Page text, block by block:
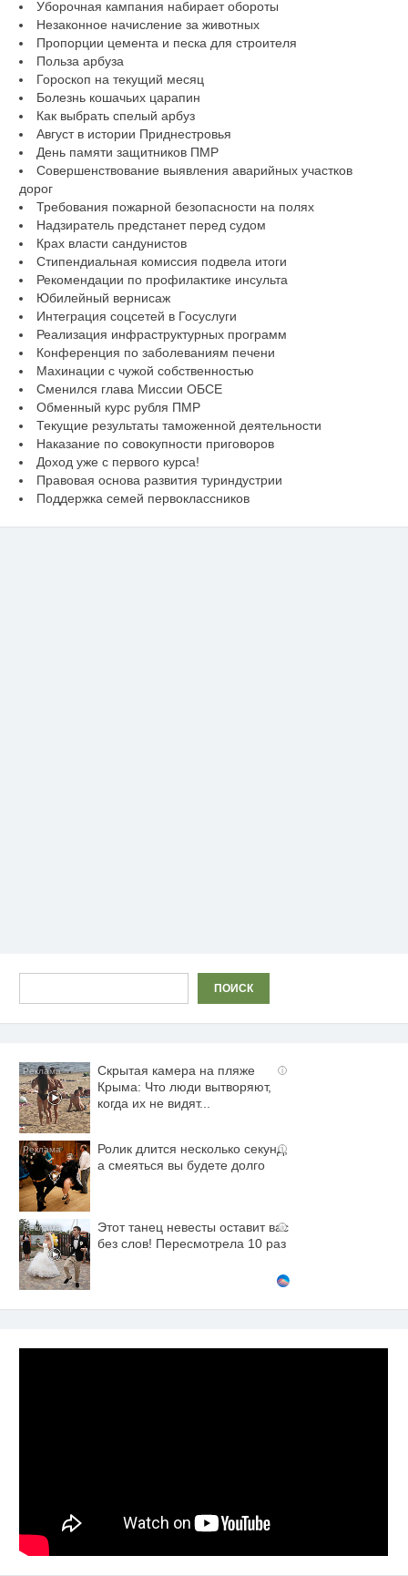
Уборочная кампания набирает обороты
Незаконное начисление за животных
Пропорции цемента и песка для строителя
Польза арбуза
Гороскоп на текущий месяц
Болезнь кошачьих царапин
Как выбрать спелый арбуз
Август в истории Приднестровья
День памяти защитников ПМР
Совершенствование выявления аварийных участков
дорог
Требования пожарной безопасности на полях
Надзиратель предстанет перед судом
Крах власти сандунистов
Стипендиальная комиссия подвела итоги
Рекомендации по профилактике инсульта
Юбилейный вернисаж
Интеграция соцсетей в Госуслуги
Реализация инфраструктурных программ
Конференция по заболеваниям печени
Махинации с чужой собственностью
Сменился глава Миссии ОБСЕ
Обменный курс рубля ПМР
Текущие результаты таможенной деятельности
Наказание по совокупности приговоров
Доход уже с первого курса!
Правовая основа развития туриндустрии
Поддержка семей первоклассников
ПОИСК
i
Скрытая камера на пляже
Крыма: Что люди вытворяют,
когда их не видят...
i
Ролик длится несколько секунд,
а смеяться вы будете долго
i
Этот танец невесты оставит вас
без слов! Пересмотрела 10 раз